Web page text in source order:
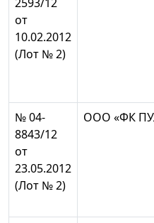
2593/12
от
10.02.2012
(Лот № 2)
№ 04-
8843/12
от
23.05.2012
(Лот № 2)
ООО «ФК